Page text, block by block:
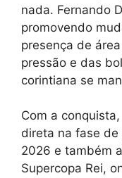
nada. Fernando
promovendo
presença de
pressão e das
corintiana se
Com a
direta na fase
2026 e também
Supercopa Rei,